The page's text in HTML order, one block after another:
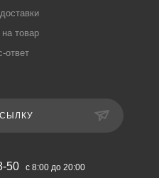
на товар
ответ
50 с 8:00 до 20:00